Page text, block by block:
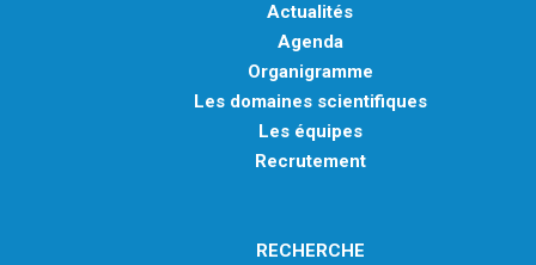
Actualités
Agenda
Organigramme
Les domaines scientifiques
Les équipes
Recrutement
RECHERCHE